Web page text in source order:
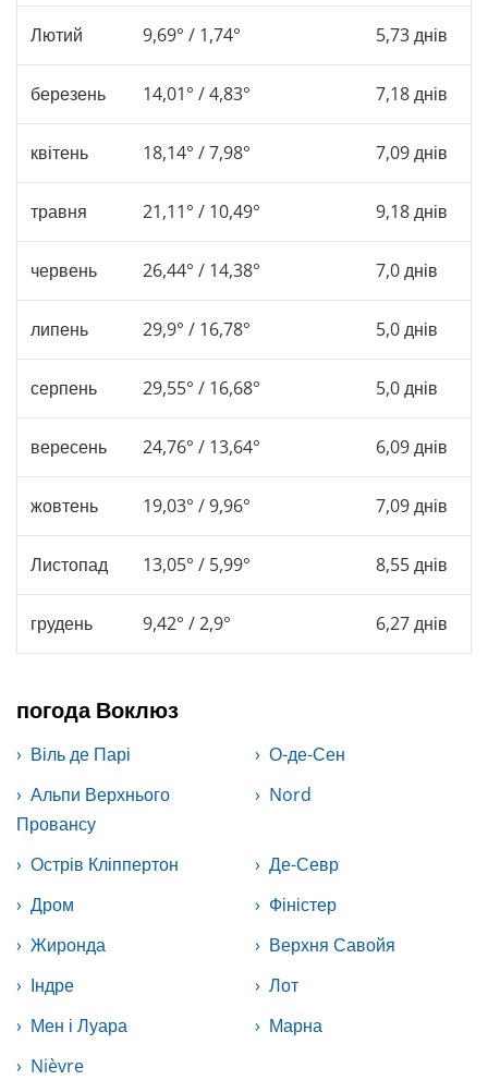
Лютий 9,69° / 1,74° 5,73 днів
березень 14,01° / 4,83° 7,18 днів
квітень 18,14° / 7,98° 7,09 днів
травня 21,11° / 10,49° 9,18 днів
червень 26,44° / 14,38° 7,0 днів
липень 29,9° / 16,78° 5,0 днів
серпень 29,55° / 16,68° 5,0 днів
вересень 24,76° / 13,64° 6,09 днів
жовтень 19,03° / 9,96° 7,09 днів
Листопад 13,05° / 5,99° 8,55 днів
грудень 9,42° / 2,9° 6,27 днів
погода Воклюз
Віль де Парі
О-де-Сен
Альпи Верхнього
Провансу
Nord
Острів Кліппертон
Де-Севр
Дром
Фіністер
Жиронда
Верхня Савойя
Індре
Лот
Мен і Луара
Марна
Nièvre